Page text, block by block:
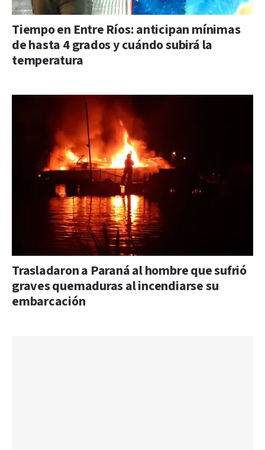
Tiempo en Entre Ríos: anticipan mínimas
de hasta 4 grados y cuándo subirá la
temperatura
Trasladaron a Paraná al hombre que sufrió
graves quemaduras al incendiarse su
embarcación